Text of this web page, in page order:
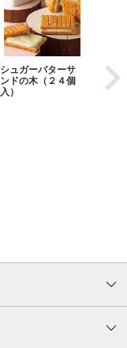
シュガーバターサ
ンドの木（２４個
入）
シュガ
ンドの
入）